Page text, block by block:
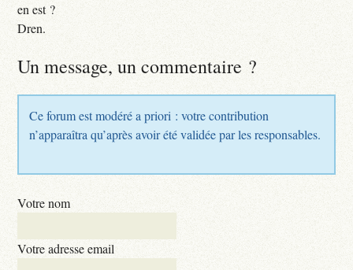
en est ?
Dren.
Un message, un commentaire ?
Ce forum est modéré a priori : votre contribution
n’apparaîtra qu’après avoir été validée par les responsables.
Votre nom
Votre adresse email